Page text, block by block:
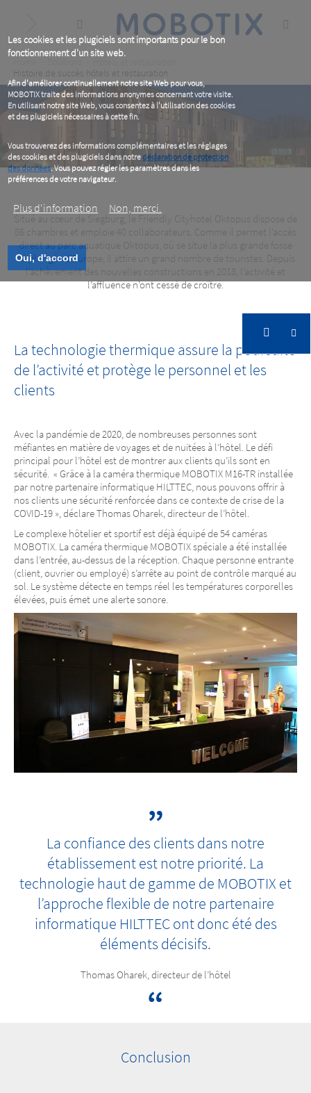
Les cookies et les plugiciels sont importants pour le bon
fonctionnement d'un site web.
Afin d'améliorer continuellement notre site Web pour vous,
MOBOTIX traite des informations anonymes concernant votre visite.
En utilisant notre site Web, vous consentez à l'utilisation des cookies
et des plugiciels nécessaires à cette fin.
Vous trouverez des informations complémentaires et les réglages
des cookies et des plugiciels dans notredéclaration de protection
des données. Vous pouvez régler les paramètres dans les
préférences de votre navigateur.
Plus d‘information Non, merci.
Oui, d'accord
content
Histoire de succès hôtels et restauration
Friendly Cityhotel Oktopus, DE
Une gestion de crise flexible
Situé au cœur de Siegburg, le Friendly Cityhotel Oktopus dispose de
86 chambres et emploie 40 collaborateurs. Comme il permet l’accès
direct au parc aquatique Oktopus, où se situe la plus grande fosse
de plongée d’Europe, il attire un grand nombre de touristes. Depuis
l’achèvement des nouvelles constructions en 2018, l’activité et
l’affluence n’ont cessé de croître.
La technologie thermique assure la poursuite
de l’activité et protège le personnel et les
clients
Avec la pandémie de 2020, de nombreuses personnes sont
méfiantes en matière de voyages et de nuitées à l’hôtel. Le défi
principal pour l’hôtel est de montrer aux clients qu’ils sont en
sécurité. « Grâce à la caméra thermique MOBOTIX M16-TR installée
par notre partenaire informatique HILTTEC, nous pouvons offrir à
nos clients une sécurité renforcée dans ce contexte de crise de la
COVID-19 », déclare Thomas Oharek, directeur de l’hôtel.
Le complexe hôtelier et sportif est déjà équipé de 54 caméras
MOBOTIX. La caméra thermique MOBOTIX spéciale a été installée
dans l’entrée, au-dessus de la réception. Chaque personne entrante
(client, ouvrier ou employé) s’arrête au point de contrôle marqué au
sol. Le système détecte en temps réel les températures corporelles
élevées, puis émet une alerte sonore.
La confiance des clients dans notre
établissement est notre priorité. La
technologie haut de gamme de MOBOTIX et
l’approche flexible de notre partenaire
informatique HILTTEC ont donc été des
éléments décisifs.
Thomas Oharek, directeur de l’hôtel
Conclusion